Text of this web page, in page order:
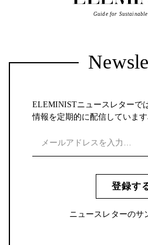
Guide for
ELEMINISTニュースレターで
情報を定期的に配信しています
登録す
ニュースレターのサ